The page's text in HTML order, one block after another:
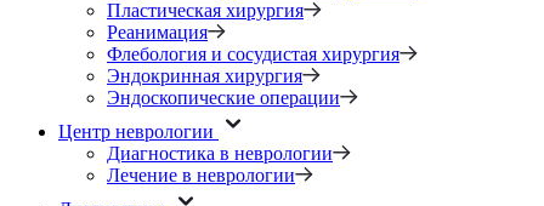
Пластическая хирургия
Реанимация
Флебология и сосудистая хирургия
Эндокринная хирургия
Эндоскопические операции
Центр неврологии
Диагностика в неврологии
Лечение в неврологии